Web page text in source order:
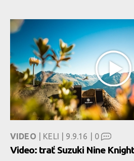
VIDEO | KELI | 9.9.16 | 0
Video: trať Suzuki Nine